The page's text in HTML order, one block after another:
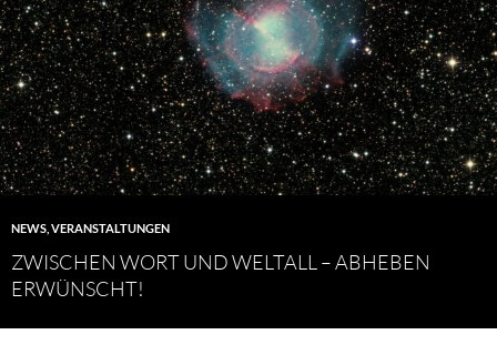
NEWS VERANSTALTUNGEN
ZWISCHEN WORT UND WELTALL – ABHEBEN
ERWÜNSCHT!